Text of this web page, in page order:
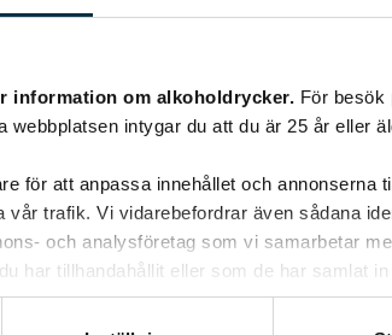
information om alkoholdrycker. För besök
webbplatsen intygar du att du är 25 år eller
för att anpassa innehållet och annonserna
vår trafik. Vi vidarebefordrar även sådana
och analysföretag som vi samarbetar
har tillhandahållit eller som de har samlat